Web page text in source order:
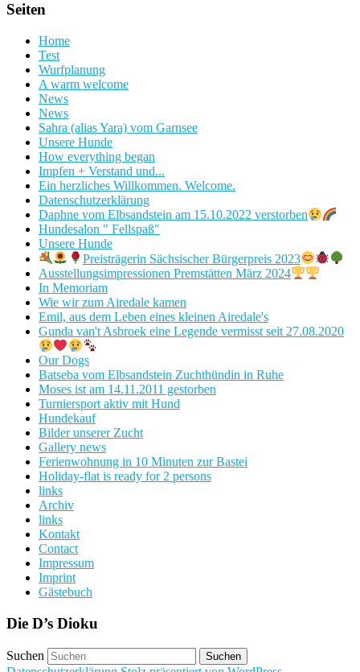
Seiten
Home
Test
Wurfplanung
A warm welcome
News
News
Sahra (alias Yara) vom Garnsee
Unsere Hunde
How everything began
Impfen + Verstand und...
Ein herzliches Willkommen. Welcome.
Datenschutzerklärung
Daphne vom Elbsandstein am 15.10.2022 verstorben
Hundesalon " Fellspaß"
Unsere Hunde
Preisträgerin Sächsischer Bürgerpreis 2023
Ausstellungsimpressionen Premstätten März 2024
In Memoriam
Wie wir zum Airedale kamen
Emil, aus dem Leben eines kleinen Airedale's
Gunda van't Asbroek eine Legende vermisst seit 27.08.2020
Our Dogs
Batseba vom Elbsandstein Zuchthündin in Ruhe
Moses ist am 14.11.2011 gestorben
Turniersport aktiv mit Hund
Hundekauf
Bilder unserer Zucht
Gallery news
Ferienwohnung in 10 Minuten zur Bastei
Holiday-flat is ready for 2 persons
links
Archiv
links
Kontakt
Contact
Impressum
Imprint
Gästebuch
Die D’s Dioku
Suchen